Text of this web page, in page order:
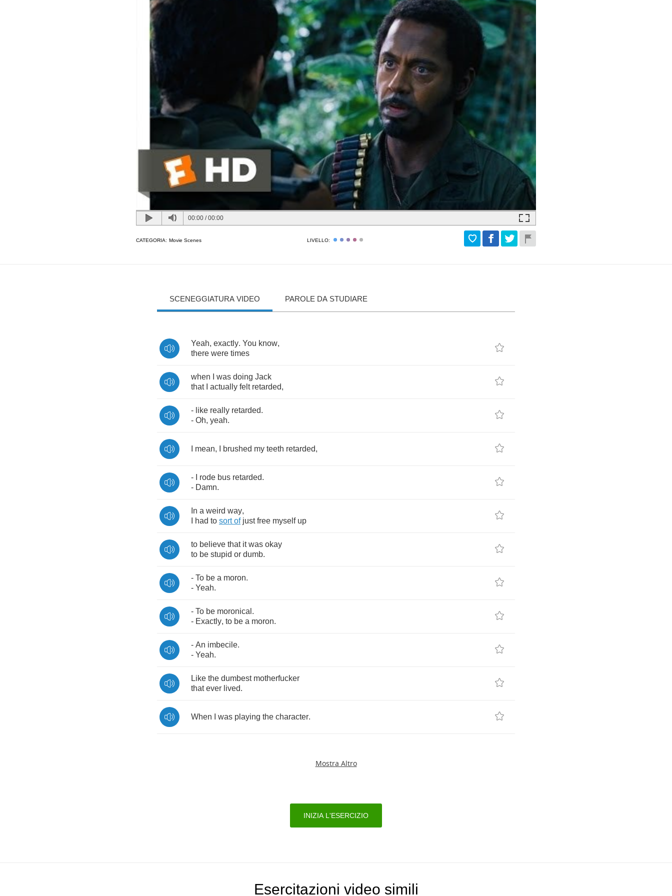
00:00 /00:00
CATEGORIA: Movie Scenes LIVELLO:
SCENEGGIATURA VIDEO PAROLE DA STUDIARE
Yeah, exactly. You know,
there were times
when was doing Jack
that
actually felt retarded,
- like really retarded.
- Oh, yeah.
mean, brushed my teeth retarded,
- rode bus retarded.
- Damn.
In a weird way,
had to sort of just free myself up
to believe that it was okay
to be stupid or dumb.
- To be a moron.
- Yeah.
- To be moronical .
- Exactly, to be a moron.
- An imbecile.
- Yeah.
Like the dumbest motherfucker
that ever lived.
When was playing the character.
Mostra Altro
INIZIA L'ESERCIZIO
Esercitazioni video simili